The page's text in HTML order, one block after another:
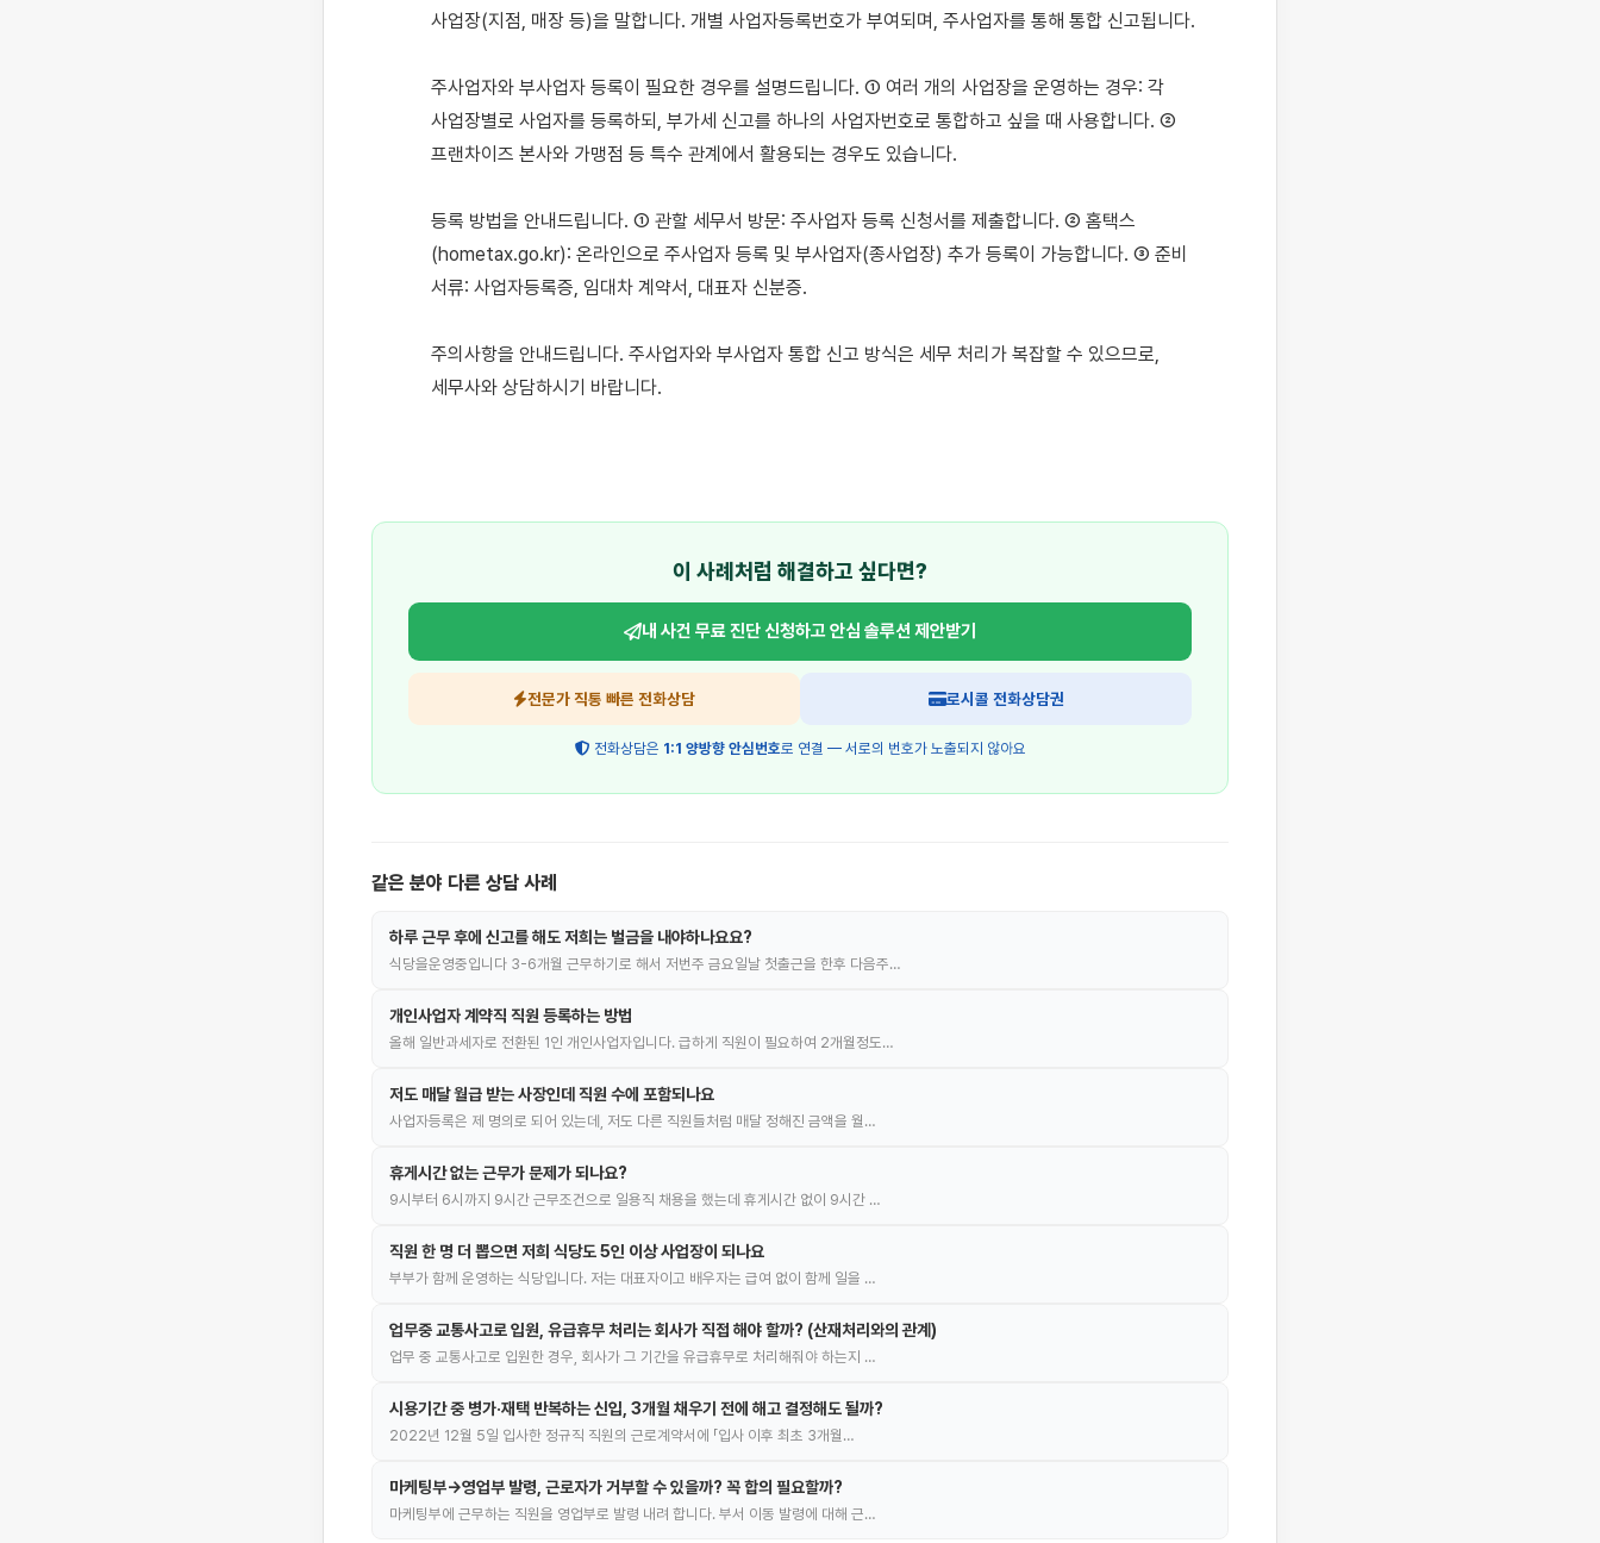
사업장(지점, 매장 등)을 말합니다. 개별 사업자등록번호가 부여되며, 주사업자를 통해 통합 신고됩니다.
주사업자와 부사업자 등록이 필요한 경우를 설명드립니다. ① 여러 개의 사업장을 운영하는 경우: 각
사업장별로 사업자를 등록하되, 부가세 신고를 하나의 사업자번호로 통합하고 싶을 때 사용합니다. ②
프랜차이즈 본사와 가맹점 등 특수 관계에서 활용되는 경우도 있습니다.
등록 방법을 안내드립니다. ① 관할 세무서 방문: 주사업자 등록 신청서를 제출합니다. ② 홈택스
(hometax.go.kr): 온라인으로 주사업자 등록 및 부사업자(종사업장) 추가 등록이 가능합니다. ③ 준비
서류: 사업자등록증, 임대차 계약서, 대표자 신분증.
주의사항을 안내드립니다. 주사업자와 부사업자 통합 신고 방식은 세무 처리가 복잡할 수 있으므로,
세무사와 상담하시기 바랍니다.
이 사례처럼 해결하고 싶다면?
내 사건 무료 진단 신청하고안심 솔루션 제안받기
전문가 직통 빠른 전화상담 로시콜 전화상담권
전화상담은 1:1 양방향 안심번호로 연결 — 서로의 번호가 노출되지 않아요
같은 분야 다른 상담 사례
하루 근무 후에 신고를 해도 저희는 벌금을 내야하나요요?
식당을운영중입니다 3-6개월 근무하기로 해서 저번주 금요일날 첫출근을 한후 다음주…
개인사업자 계약직 직원 등록하는 방법
올해 일반과세자로 전환된 1인 개인사업자입니다. 급하게 직원이 필요하여 2개월정도…
저도 매달 월급 받는 사장인데 직원 수에 포함되나요
사업자등록은 제 명의로 되어 있는데, 저도 다른 직원들처럼 매달 정해진 금액을 월…
휴게시간 없는 근무가 문제가 되나요?
9시부터 6시까지 9시간 근무조건으로 일용직 채용을 했는데 휴게시간 없이 9시간 …
직원 한 명 더 뽑으면 저희 식당도 5인 이상 사업장이 되나요
부부가 함께 운영하는 식당입니다. 저는 대표자이고 배우자는 급여 없이 함께 일을 …
업무중 교통사고로 입원, 유급휴무 처리는 회사가 직접 해야 할까? (산재처리와의 관계)
업무 중 교통사고로 입원한 경우, 회사가 그 기간을 유급휴무로 처리해줘야 하는지 …
시용기간 중 병가·재택 반복하는 신입, 3개월 채우기 전에 해고 결정해도 될까?
2022년 12월 5일 입사한 정규직 직원의 근로계약서에 「입사 이후 최초 3개월…
마케팅부→영업부 발령, 근로자가 거부할 수 있을까? 꼭 합의 필요할까?
마케팅부에 근무하는 직원을 영업부로 발령 내려 합니다. 부서 이동 발령에 대해 근…